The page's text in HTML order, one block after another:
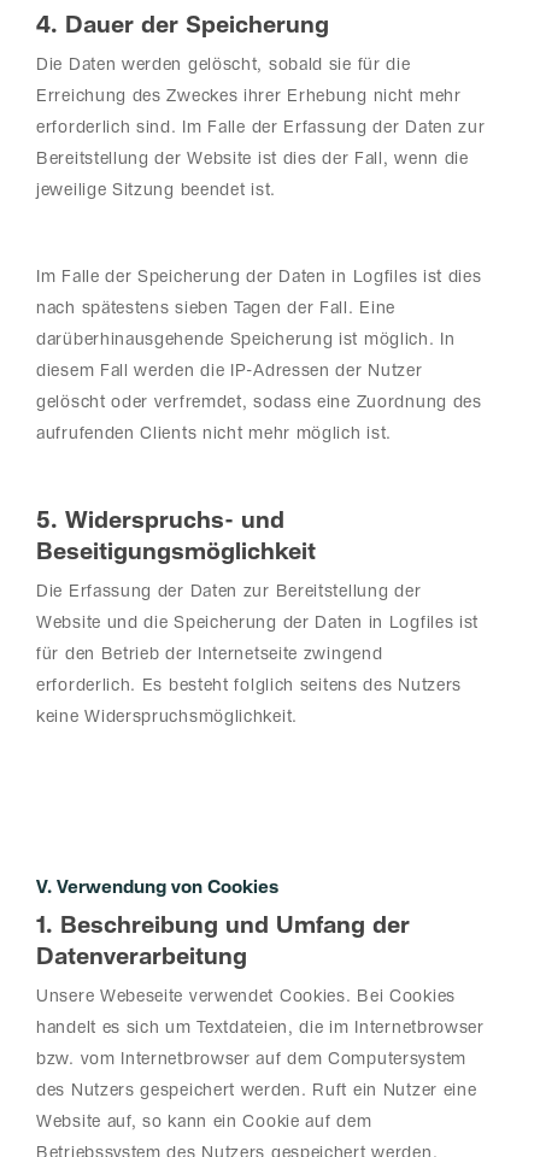
4. Dauer der Speicherung
Die Daten werden gelöscht, sobald sie für die
Erreichung des Zweckes ihrer Erhebung nicht mehr
erforderlich sind. Im Falle der Erfassung der Daten zur
Bereitstellung der Website ist dies der Fall, wenn die
jeweilige Sitzung beendet ist.
Im Falle der Speicherung der Daten in Logfiles ist dies
nach spätestens sieben Tagen der Fall. Eine
darüberhinausgehende Speicherung ist möglich. In
diesem Fall werden die IP-Adressen der Nutzer
gelöscht oder verfremdet, sodass eine Zuordnung des
aufrufenden Clients nicht mehr möglich ist.
5. Widerspruchs- und
Beseitigungsmöglichkeit
Die Erfassung der Daten zur Bereitstellung der
Website und die Speicherung der Daten in Logfiles ist
für den Betrieb der Internetseite zwingend
erforderlich. Es besteht folglich seitens des Nutzers
keine Widerspruchsmöglichkeit.
V. Verwendung von Cookies
1. Beschreibung und Umfang der
Datenverarbeitung
Unsere Webeseite verwendet Cookies. Bei Cookies
handelt es sich um Textdateien, die im Internetbrowser
bzw. vom Internetbrowser auf dem Computersystem
des Nutzers gespeichert werden. Ruft ein Nutzer eine
Website auf, so kann ein Cookie auf dem
Betriebssystem des Nutzers gespeichert werden.